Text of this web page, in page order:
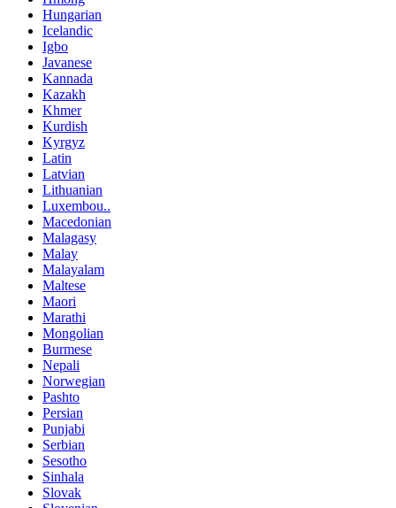
Hungarian
Icelandic
Igbo
Javanese
Kannada
Kazakh
Khmer
Kurdish
Kyrgyz
Latin
Latvian
Lithuanian
Luxembou..
Macedonian
Malagasy
Malay
Malayalam
Maltese
Maori
Marathi
Mongolian
Burmese
Nepali
Norwegian
Pashto
Persian
Punjabi
Serbian
Sesotho
Sinhala
Slovak